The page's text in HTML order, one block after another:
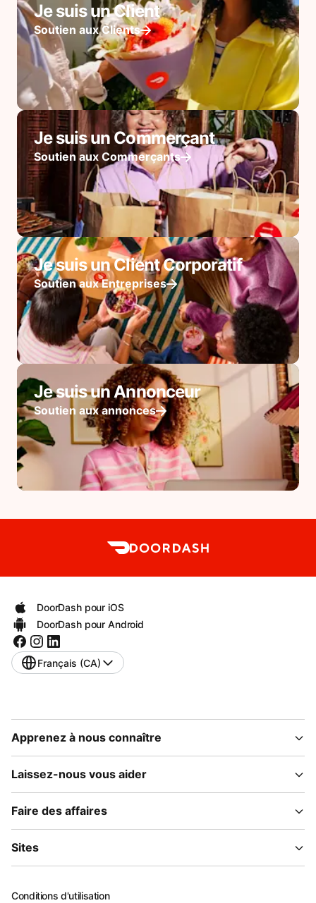
Je suis un Client
Soutien aux Clients
Je suis un Commerçant
Soutien aux Commerçants
Je suis un Client Corporatif
Soutien aux Entreprises
Je suis un Annonceur
Soutien aux annonces
DoorDash pour iOS
DoorDash pour Android
Français (CA)
Apprenez à nous connaître
Laissez-nous vous aider
Faire des affaires
Sites
Conditions d'utilisation